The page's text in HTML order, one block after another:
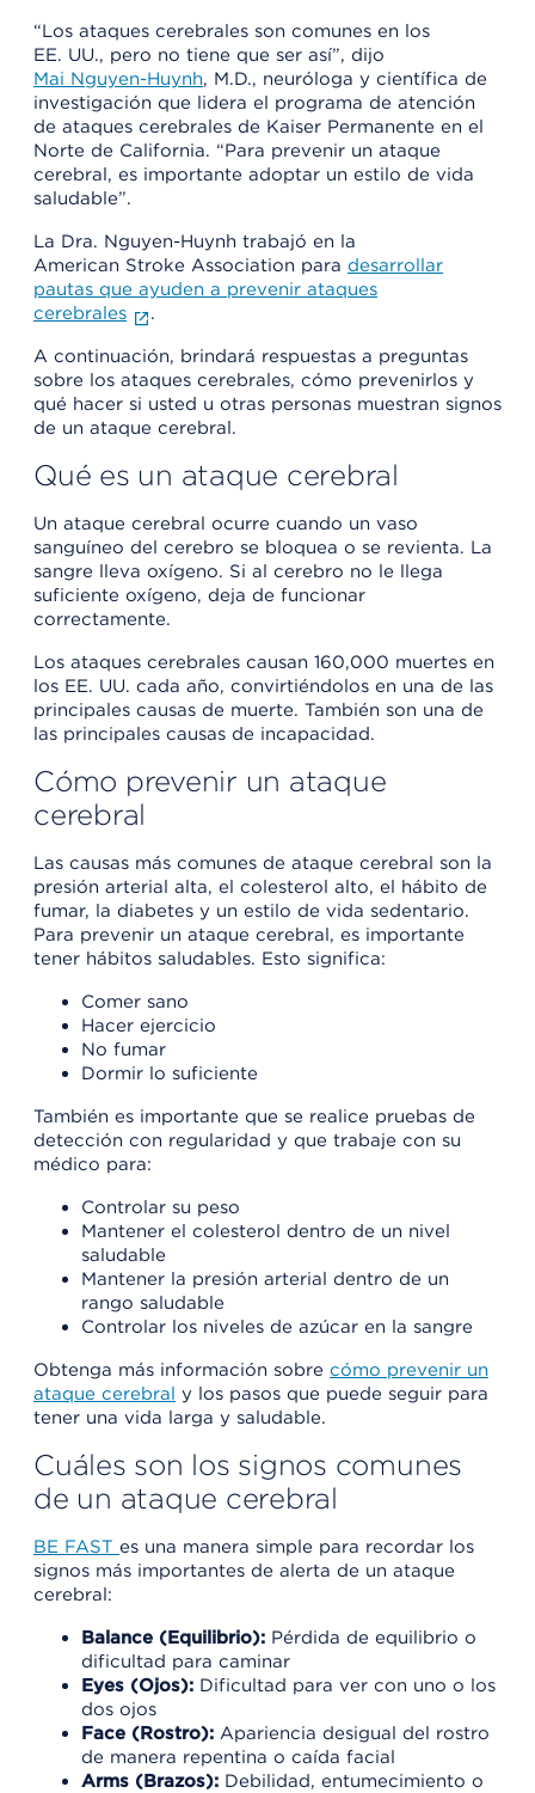
“Los ataques cerebrales son comunes en los
EE. UU., pero no tiene que ser así”, dijo
Mai Nguyen-Huynh, M.D., neuróloga y científica de
investigación que lidera el programa de atención
de ataques cerebrales de Kaiser Permanente en el
Norte de California. “Para prevenir un ataque
cerebral, es importante adoptar un estilo de vida
saludable”.
La Dra. Nguyen-Huynh trabajó en la
American Stroke Association para desarrollar
pautas que ayuden a prevenir ataques
cerebrales
.
A continuación, brindará respuestas a preguntas
sobre los ataques cerebrales, cómo prevenirlos y
qué hacer si usted u otras personas muestran signos
de un ataque cerebral.
Qué es un ataque cerebral
Un ataque cerebral ocurre cuando un vaso
sanguíneo del cerebro se bloquea o se revienta. La
sangre lleva oxígeno. Si al cerebro no le llega
suficiente oxígeno, deja de funcionar
correctamente.
Los ataques cerebrales causan 160,000 muertes en
los EE. UU. cada año, convirtiéndolos en una de las
principales causas de muerte. También son una de
las principales causas de incapacidad.
Cómo prevenir un ataque
cerebral
Las causas más comunes de ataque cerebral son la
presión arterial alta, el colesterol alto, el hábito de
fumar, la diabetes y un estilo de vida sedentario.
Para prevenir un ataque cerebral, es importante
tener hábitos saludables. Esto significa:
Comer sano
Hacer ejercicio
No fumar
Dormir lo suficiente
También es importante que se realice pruebas de
detección con regularidad y que trabaje con su
médico para:
Controlar su peso
Mantener el colesterol dentro de un nivel
saludable
Mantener la presión arterial dentro de un
rango saludable
Controlar los niveles de azúcar en la sangre
Obtenga más información sobre cómo prevenir un
ataque cerebral y los pasos que puede seguir para
tener una vida larga y saludable.
Cuáles son los signos comunes
de un ataque cerebral
BE FAST es una manera simple para recordar los
signos más importantes de alerta de un ataque
cerebral:
Balance (Equilibrio): Pérdida de equilibrio o
dificultad para caminar
Eyes (Ojos): Dificultad para ver con uno o los
dos ojos
Face (Rostro): Apariencia desigual del rostro
de manera repentina o caída facial
Arms (Brazos): Debilidad, entumecimiento o